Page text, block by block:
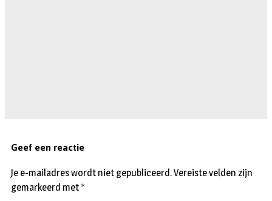
Geef een reactie
Je e-mailadres wordt niet gepubliceerd.Vereiste velden zijn
gemarkeerd met *